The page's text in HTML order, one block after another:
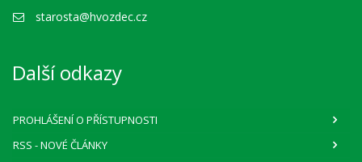
starosta@hvozdec.cz
Další odkazy
PROHLÁŠENÍ O PŘÍSTUPNOSTI
RSS - NOVÉ ČLÁNKY